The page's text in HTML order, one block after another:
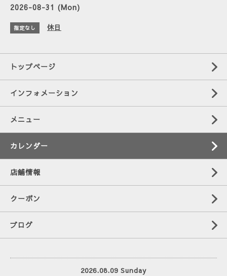
2026-08-31 (Mon)
指定なし 休日
トップページ
インフォメーション
メニュー
カレンダー
店舗情報
クーポン
ブログ
2026.08.09 Sunday